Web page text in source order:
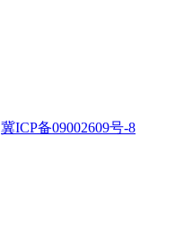
冀ICP备09002609号-8